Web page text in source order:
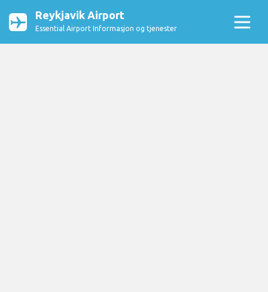
Reykjavik Airport
Essential Airport Informasjon og tjenester